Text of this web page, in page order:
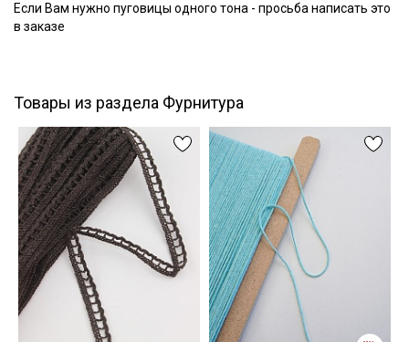
Если Вам нужно пуговицы одного тона - просьба написать это
в заказе
Товары из раздела Фурнитура
Даю